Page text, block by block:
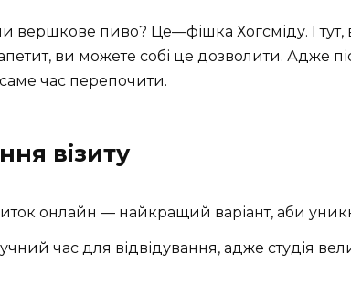
вершкове пиво? Це—фішка Хогсміду. І тут,
ви можете собі це дозволити. Адже
час перепочити.
візиту
онлайн — найкращий варіант, аби
час для відвідування, адже студія